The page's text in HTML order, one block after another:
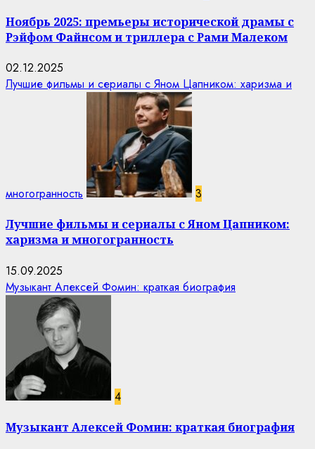
Ноябрь 2025: премьеры исторической драмы с
Рэйфом Файнсом и триллера с Рами Малеком
02.12.2025
Лучшие фильмы и сериалы с Яном Цапником: харизма и
многогранность 3
Лучшие фильмы и сериалы с Яном Цапником:
харизма и многогранность
15.09.2025
Музыкант Алексей Фомин: краткая биография
4
Музыкант Алексей Фомин: краткая биография